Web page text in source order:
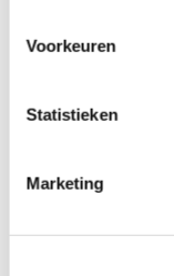
Voorkeuren
Statistieken
Marketing